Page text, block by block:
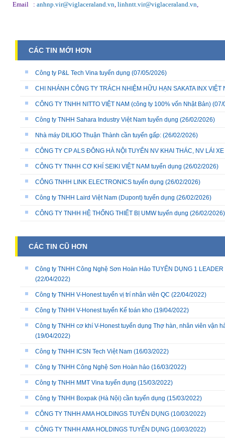
Email
: anhnp.vir@viglaceraland.vn, linhntt.vir@viglaceraland.vn,
CÁC TIN MỚI HƠN
Công ty P&L Tech Vina tuyển dụng (07/05/2026)
CHI NHÁNH CÔNG TY TRÁCH NHIỆM HỮU HẠN SAKATA INX
CÔNG TY TNHH NITTO VIỆT NAM (công ty 100% vốn Nhật Bản) (07/
Công ty TNHH Sahara Industry Việt Nam tuyển dụng (26/02/2026)
Nhà máy DILIGO Thuận Thành cần tuyển gấp: (26/02/2026)
CÔNG TY CP ALS ĐÔNG HÀ NỘI TUYỂN NV KHAI THÁC, NV LÁI
CÔNG TY TNHH CƠ KHÍ SEIKI VIỆT NAM tuyển dụng (26/02/2026)
CÔNG TNHH LINK ELECTRONICS tuyển dụng (26/02/2026)
Công ty TNHH Laird Việt Nam (Dupont) tuyển dụng (26/02/2026)
CÔNG TY TNHH HỆ THỐNG THIẾT BỊ UMW tuyển dụng (26/02/2026)
CÁC TIN CŨ HƠN
Công ty TNHH Công Nghệ Sơn Hoàn Hảo TUYỂN DỤNG 1
(22/04/2022)
Công ty TNHH V-Honest tuyển vị trí nhân viên QC (22/04/2022)
Công ty TNHH V-Honest tuyển Kế toán kho (19/04/2022)
Công ty TNHH cơ khí V-Honest tuyển dụng Thợ hàn, nhân viên vận
(19/04/2022)
Công ty TNHH ICSN Tech Việt Nam (16/03/2022)
Công ty TNHH Công Nghệ Sơn Hoàn hảo (16/03/2022)
Công ty TNHH MMT Vina tuyển dụng (15/03/2022)
Công ty TNHH Boxpak (Hà Nội) cần tuyển dụng (15/03/2022)
CÔNG TY TNHH AMA HOLDINGS TUYỂN DỤNG (10/03/2022)
CÔNG TY TNHH AMA HOLDINGS TUYỂN DỤNG (10/03/2022)